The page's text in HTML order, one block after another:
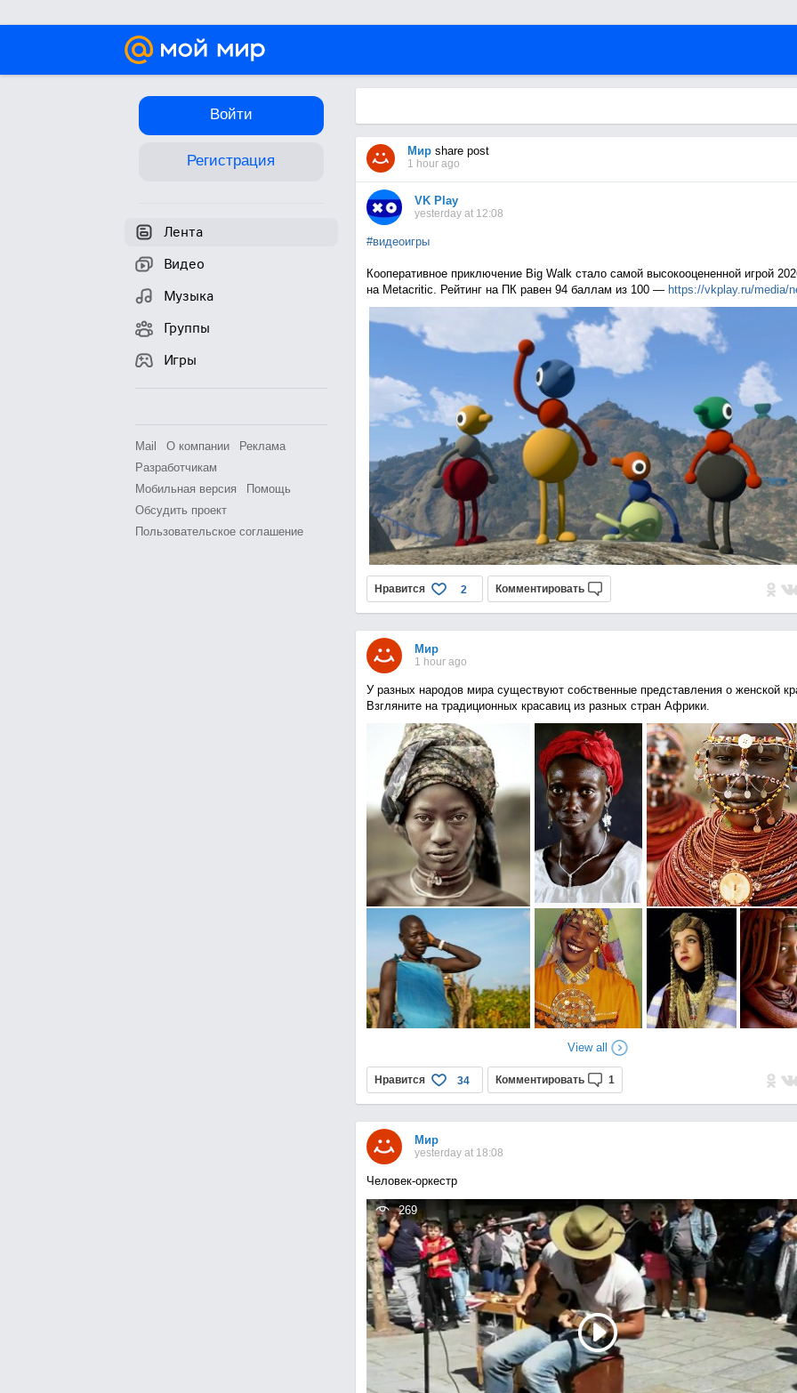
Войти
Регистрация
Лента
Видео
Музыка
Группы
Игры
Mail О компании
Реклама
Разработчикам
Мобильная версия
Помощь
Обсудить проект
Пользовательское соглашение
Мирshare post
1 hour ago
VK Play
yesterday at 12:08
#видеоигры
Кооперативное приключение Big Walk стало самой высокооцененной игрой
на Metacritic. Рейтинг на ПК равен 94 баллам из 100 — https://vkplay.ru/media/n
Нравится 2 Комментировать
Мир
1 hour ago
У разных народов мира существуют собственные представления о женской
Взгляните на традиционных красавиц из разных стран Африки.
View all
Нравится 34 Комментировать 1
Мир
yesterday at 18:08
Человек-оркестр
269